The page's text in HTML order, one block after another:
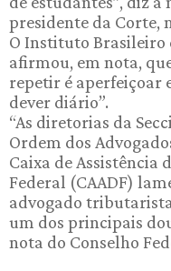
presidente da Corte,
O Instituto Brasileiro
afirmou, em nota,
repetir é aperfeiçoar
dever diário”.
“As diretorias da
Ordem dos
Caixa de Assistência
Federal (CAADF)
advogado
um dos principais
nota do Conselho